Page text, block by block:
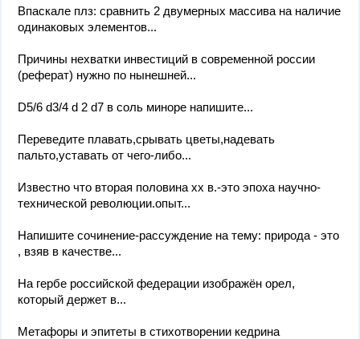
Впаскале плз: сравнить 2 двумерных массива на наличие
одинаковых элементов...
Причины нехватки инвестиций в современной россии
(реферат) нужно по нынешней...
D5/6 d3/4 d 2 d7 в соль миноре напишите...
Переведите плавать,срывать цветы,надевать
пальто,уставать от чего-либо...
Известно что вторая половина хх в.-это эпоха научно-
технической революции.опыт...
Напишите сочинение-рассуждение на тему: природа - это
, взяв в качестве...
На гербе российской федерации изображён орел,
который держет в...
Метафоры и эпитеты в стихотворении кедрина